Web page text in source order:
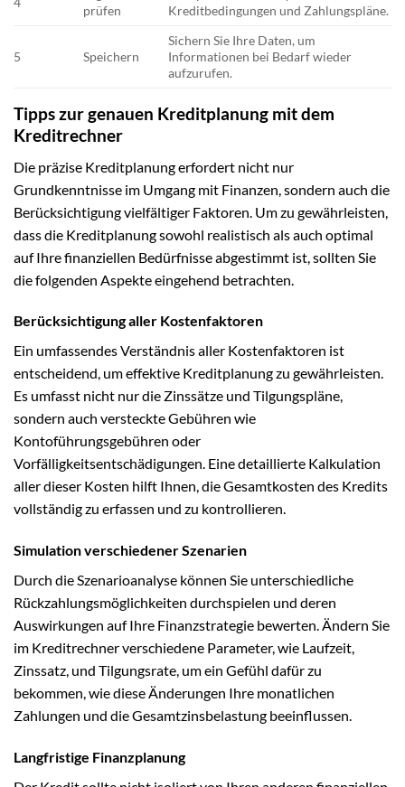
prüfen
Kreditbedingungen und Zahlungspläne.
5 Speichern
Sichern Sie Ihre Daten, um
Informationen bei Bedarf wieder
aufzurufen.
Tipps zur genauen Kreditplanung mit dem
Kreditrechner
Die präzise Kreditplanung erfordert nicht nur
Grundkenntnisse im Umgang mit Finanzen, sondern auch die
Berücksichtigung vielfältiger Faktoren. Um zu gewährleisten,
dass die Kreditplanung sowohl realistisch als auch optimal
auf Ihre finanziellen Bedürfnisse abgestimmt ist, sollten Sie
die folgenden Aspekte eingehend betrachten.
Berücksichtigung aller Kostenfaktoren
Ein umfassendes Verständnis aller Kostenfaktoren ist
entscheidend, um effektive Kreditplanung zu gewährleisten.
Es umfasst nicht nur die Zinssätze und Tilgungspläne,
sondern auch versteckte Gebühren wie
Kontoführungsgebühren oder
Vorfälligkeitsentschädigungen. Eine detaillierte Kalkulation
aller dieser Kosten hilft Ihnen, die Gesamtkosten des Kredits
vollständig zu erfassen und zu kontrollieren.
Simulation verschiedener Szenarien
Durch die Szenarioanalyse können Sie unterschiedliche
Rückzahlungsmöglichkeiten durchspielen und deren
Auswirkungen auf Ihre Finanzstrategie bewerten. Ändern Sie
im Kreditrechner verschiedene Parameter, wie Laufzeit,
Zinssatz, und Tilgungsrate, um ein Gefühl dafür zu
bekommen, wie diese Änderungen Ihre monatlichen
Zahlungen und die Gesamtzinsbelastung beeinflussen.
Langfristige Finanzplanung